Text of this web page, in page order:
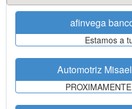
afinvega
Estamos a
Automotriz